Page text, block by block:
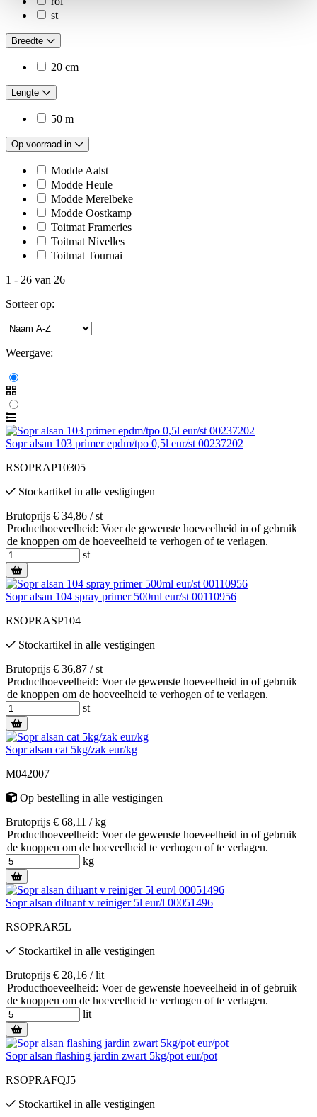
st
Breedte
20 cm
Lengte
50 m
Op voorraad in
Modde Aalst
Modde Heule
Modde Merelbeke
Modde Oostkamp
Toitmat Frameries
Toitmat Nivelles
Toitmat Tournai
1 - 26 van 26
Sorteer op:
Weergave:
Sopr alsan 103 primer epdm/tpo 0,5l eur/st 00237202
RSOPRAP10305
Stockartikel in alle vestigingen
Brutoprijs € 34,86 / st
Producthoeveelheid: Voer de gewenste hoeveelheid in of gebruik
de knoppen om de hoeveelheid te verhogen of te verlagen.
st
Sopr alsan 104 spray primer 500ml eur/st 00110956
RSOPRASP104
Stockartikel in alle vestigingen
Brutoprijs € 36,87 / st
Producthoeveelheid: Voer de gewenste hoeveelheid in of gebruik
de knoppen om de hoeveelheid te verhogen of te verlagen.
st
Sopr alsan cat 5kg/zak eur/kg
M042007
Op bestelling in alle vestigingen
Brutoprijs € 68,11 / kg
Producthoeveelheid: Voer de gewenste hoeveelheid in of gebruik
de knoppen om de hoeveelheid te verhogen of te verlagen.
kg
Sopr alsan diluant v reiniger 5l eur/l 00051496
RSOPRAR5L
Stockartikel in alle vestigingen
Brutoprijs € 28,16 / lit
Producthoeveelheid: Voer de gewenste hoeveelheid in of gebruik
de knoppen om de hoeveelheid te verhogen of te verlagen.
lit
Sopr alsan flashing jardin zwart 5kg/pot eur/pot
RSOPRAFQJ5
Stockartikel in alle vestigingen